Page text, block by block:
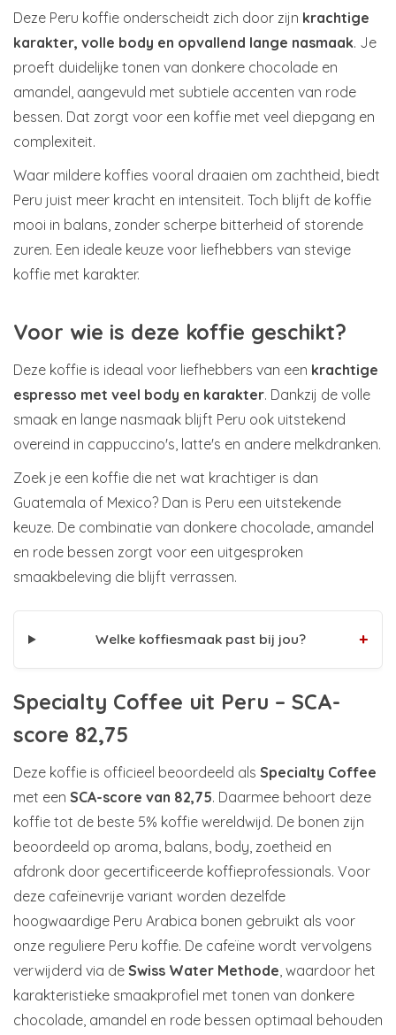
Deze Peru koffie onderscheidt zich door zijn krachtige
karakter, volle body en opvallend lange nasmaak. Je
proeft duidelijke tonen van donkere chocolade en
amandel, aangevuld met subtiele accenten van rode
bessen. Dat zorgt voor een koffie met veel diepgang en
complexiteit.
Waar mildere koffies vooral draaien om zachtheid, biedt
Peru juist meer kracht en intensiteit. Toch blijft de koffie
mooi in balans, zonder scherpe bitterheid of storende
zuren. Een ideale keuze voor liefhebbers van stevige
koffie met karakter.
Voor wie is deze koffie geschikt?
Deze koffie is ideaal voor liefhebbers van een krachtige
espresso met veel body en karakter. Dankzij de volle
smaak en lange nasmaak blijft Peru ook uitstekend
overeind in cappuccino's, latte's en andere melkdranken.
Zoek je een koffie die net wat krachtiger is dan
Guatemala of Mexico? Dan is Peru een uitstekende
keuze. De combinatie van donkere chocolade, amandel
en rode bessen zorgt voor een uitgesproken
smaakbeleving die blijft verrassen.
Welke koffiesmaak past bij jou? +
Specialty Coffee uit Peru – SCA-
score 82,75
Deze koffie is officieel beoordeeld als Specialty Coffee
met een SCA-score van 82,75. Daarmee behoort deze
koffie tot de beste 5% koffie wereldwijd. De bonen zijn
beoordeeld op aroma, balans, body, zoetheid en
afdronk door gecertificeerde koffieprofessionals. Voor
deze cafeïnevrije variant worden dezelfde
hoogwaardige Peru Arabica bonen gebruikt als voor
onze reguliere Peru koffie. De cafeïne wordt vervolgens
verwijderd via de Swiss Water Methode, waardoor het
karakteristieke smaakprofiel met tonen van donkere
chocolade, amandel en rode bessen optimaal behouden